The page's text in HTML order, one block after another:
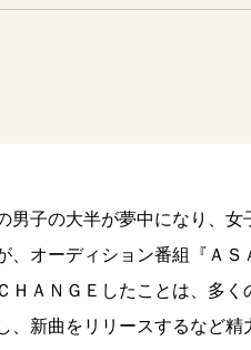
子の大半が夢中になり、女
、オーディション番組『ＡＳ
ＡＮＧＥしたことは、多く
、新曲をリリースするなど